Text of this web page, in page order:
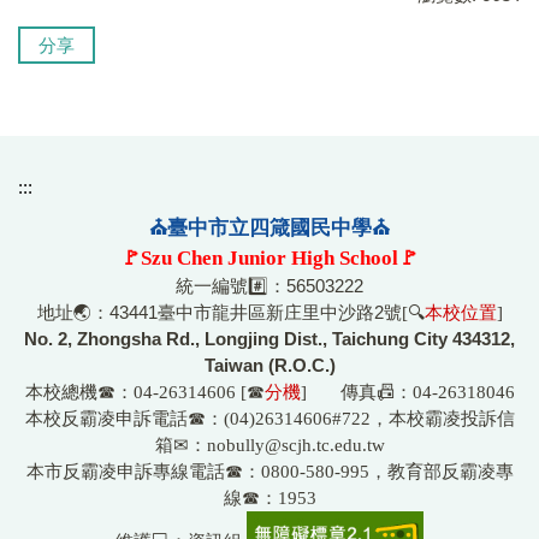
分享
:::
⛪臺中市立四箴國民中學⛪
🚩Szu Chen Junior High School🚩
統一編號#️⃣：56503222
地址🌏：43441臺中市龍井區新庄里中沙路2號[🔍本校位置]
No. 2, Zhongsha Rd., Longjing Dist., Taichung City 434312,
Taiwan (R.O.C.)
本校總機☎ ：04-26314606 [☎分機] 傳真📠：04-26318046
本校反霸凌申訴電話☎ ：(04)26314606#722，本校霸凌投訴信
箱✉ ：nobully@scjh.tc.edu.tw
本市反霸凌申訴專線電話☎ ：0800-580-995，教育部反霸凌專
線☎ ：1953